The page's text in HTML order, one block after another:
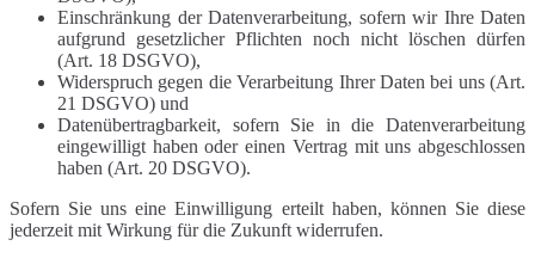
Einschränkung der Datenverarbeitung, sofern wir Ihre Daten
aufgrund gesetzlicher Pflichten noch nicht löschen dürfen
(Art. 18 DSGVO),
Widerspruch gegen die Verarbeitung Ihrer Daten bei uns (Art.
21 DSGVO) und
Datenübertragbarkeit, sofern Sie in die Datenverarbeitung
eingewilligt haben oder einen Vertrag mit uns abgeschlossen
haben (Art. 20 DSGVO).
Sofern Sie uns eine Einwilligung erteilt haben, können Sie diese
jederzeit mit Wirkung für die Zukunft widerrufen.